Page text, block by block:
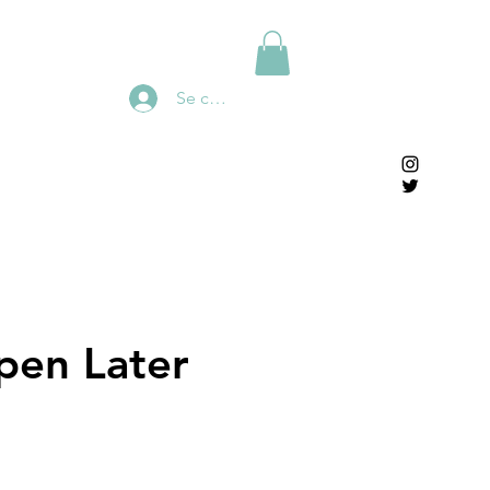
Se connecter
Later